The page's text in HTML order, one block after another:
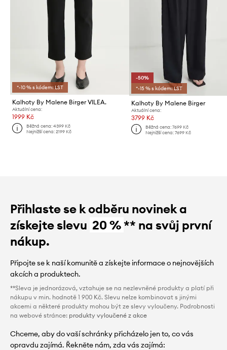
*-10 % s kódem: LST
Kalhoty By Malene Birger VILEA.
Aktuální cena:
1999 Kč
Běžná cena:4399 Kč
Nejnižší cena:2199 Kč
-50%
*-15 % s kódem: LST
Kalhoty By Malene Birger
Aktuální cena:
3799 Kč
Běžná cena: 7699 Kč
Nejnižší cena: 7699 Kč
Přihlaste se k odběru novinek a
získejte slevu 20 %** na svůj první
nákup.
Připojte se k naší komunitě a získejte informace o nejnovějších
akcích a produktech.
**Sleva je jednorázová, vztahuje se na nezlevněné produkty a platí při
nákupu v min. hodnotě 1 900 Kč. Slevu nelze kombinovat s jinými
akcemi a některé produkty mohou být ze slevy vyloučeny. Podrobnosti
na webové stránce: produkty vyloučené z akce
Chceme, aby do vaší schránky přicházelo jen to, co vás
opravdu zajímá. Řekněte nám, zda vás zajímá: